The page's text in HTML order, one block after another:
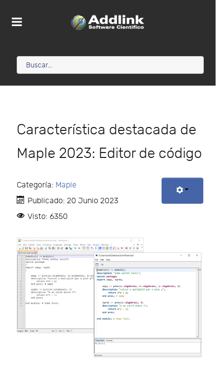
Característica destacada de
Maple 2023: Editor de código
Categoría: Maple
Publicado: 20 Junio 2023
Visto: 6350